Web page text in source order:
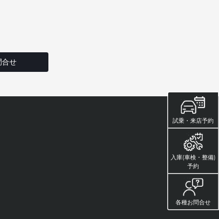
試乗・来店予約
入庫(車検・整備)
予約
各種お問合せ
合せ